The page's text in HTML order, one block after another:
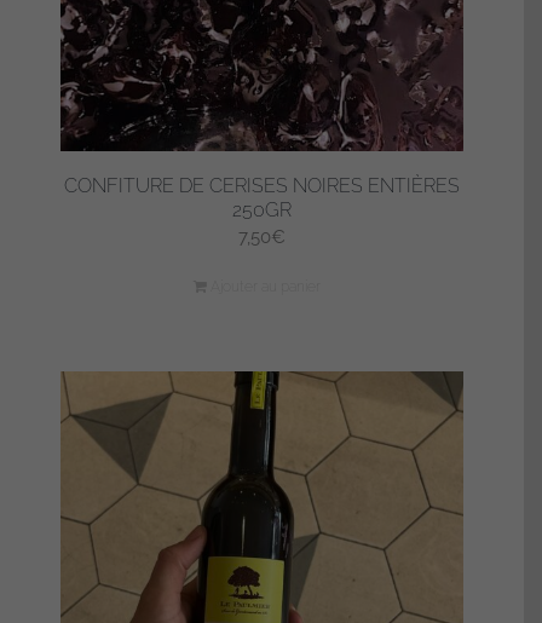
CONFITURE DE CERISES NOIRES ENTIÈRES
250GR
7,50€